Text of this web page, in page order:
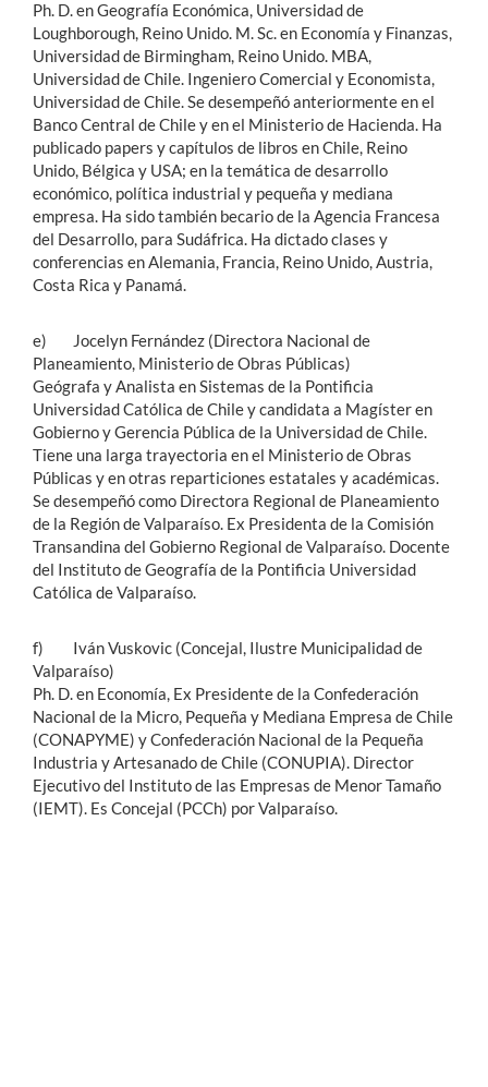
Ph. D. en Geografía Económica, Universidad de
Loughborough, Reino Unido. M. Sc. en Economía y Finanzas,
Universidad de Birmingham, Reino Unido. MBA,
Universidad de Chile. Ingeniero Comercial y Economista,
Universidad de Chile. Se desempeñó anteriormente en el
Banco Central de Chile y en el Ministerio de Hacienda. Ha
publicado papers y capítulos de libros en Chile, Reino
Unido, Bélgica y USA; en la temática de desarrollo
económico, política industrial y pequeña y mediana
empresa. Ha sido también becario de la Agencia Francesa
del Desarrollo, para Sudáfrica. Ha dictado clases y
conferencias en Alemania, Francia, Reino Unido, Austria,
Costa Rica y Panamá.
e) Jocelyn Fernández (Directora Nacional de
Planeamiento, Ministerio de Obras Públicas)
Geógrafa y Analista en Sistemas de la Pontificia
Universidad Católica de Chile y candidata a Magíster en
Gobierno y Gerencia Pública de la Universidad de Chile.
Tiene una larga trayectoria en el Ministerio de Obras
Públicas y en otras reparticiones estatales y académicas.
Se desempeñó como Directora Regional de Planeamiento
de la Región de Valparaíso. Ex Presidenta de la Comisión
Transandina del Gobierno Regional de Valparaíso. Docente
del Instituto de Geografía de la Pontificia Universidad
Católica de Valparaíso.
f) Iván Vuskovic (Concejal, Ilustre Municipalidad de
Valparaíso)
Ph. D. en Economía, Ex Presidente de la Confederación
Nacional de la Micro, Pequeña y Mediana Empresa de Chile
(CONAPYME) y Confederación Nacional de la Pequeña
Industria y Artesanado de Chile (CONUPIA). Director
Ejecutivo del Instituto de las Empresas de Menor Tamaño
(IEMT). Es Concejal (PCCh) por Valparaíso.